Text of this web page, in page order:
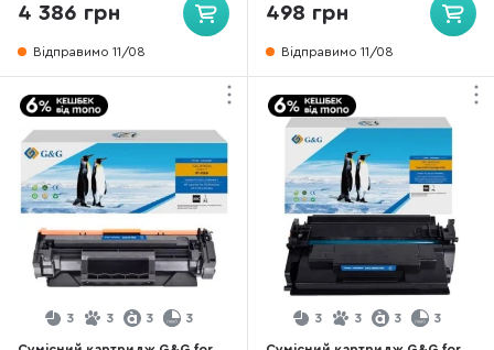
4 386 грн
Відправимо 11/08
498 грн
Відправимо 11/08
3 3 3 3 3 3 3 3